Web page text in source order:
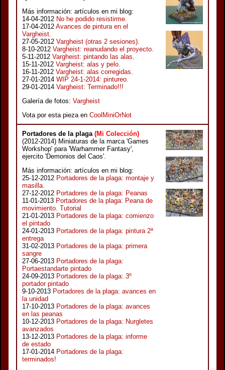
Más información: artículos en mi blog:
14-04-2012 No he podido resistirme.
17-04-2012 Avances de pintura en el
Vargheist.
27-05-2012 Vargheist (otras 2 sesiones).
8-10-2012 Vargheist: reanudando el proyecto.
5-11-2012 Vargheist: pintando las alas.
15-11-2012 Vargheist: alas y pelo.
16-11-2012 Vargheist: alas corregidas.
27-01-2014 WIP 24-1-2014: pintureo.
29-01-2014 Vargheist: Terminado!!!
Galería de fotos: Vargheist
Vota por esta pieza en CoolMiniOrNot
Portadores de la plaga (Mi Colección)
(2012-2014) Miniaturas de la marca 'Games
Workshop' para 'Warhammer Fantasy',
ejercito 'Demonios del Caos'.
Más información: artículos en mi blog:
25-12-2012 Portadores de la plaga: montaje y
masilla.
27-12-2012 Portadores de la plaga: Peanas
11-01-2013 Portadores de la plaga: Peana de
movimiento. Tutorial
21-01-2013 Portadores de la plaga: comienzo
el pintado
24-01-2013 Portadores de la plaga: pintura 2ª
entrega
31-02-2013 Portadores de la plaga: primera
sangre
27-06-2013 Portadores de la plaga:
Portaestandarte pintado
24-09-2013 Portadores de la plaga: 3º
portador pintado
9-10-2013 Portadores de la plaga: avances en
la unidad
17-10-2013 Portadores de la plaga: avances
en las peanas
10-12-2013 Portadores de la plaga: Nurgletes
avanzados
13-12-2013 Portadores de la plaga: informe
de estado
17-01-2014 Portadores de la plaga:
terminados!